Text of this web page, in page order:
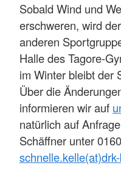
Sobald Wind und
erschweren, wird
anderen
Halle des Tagore-
im Winter bleibt der
Über die
informieren wir auf
natürlich auf
Schäffner unter